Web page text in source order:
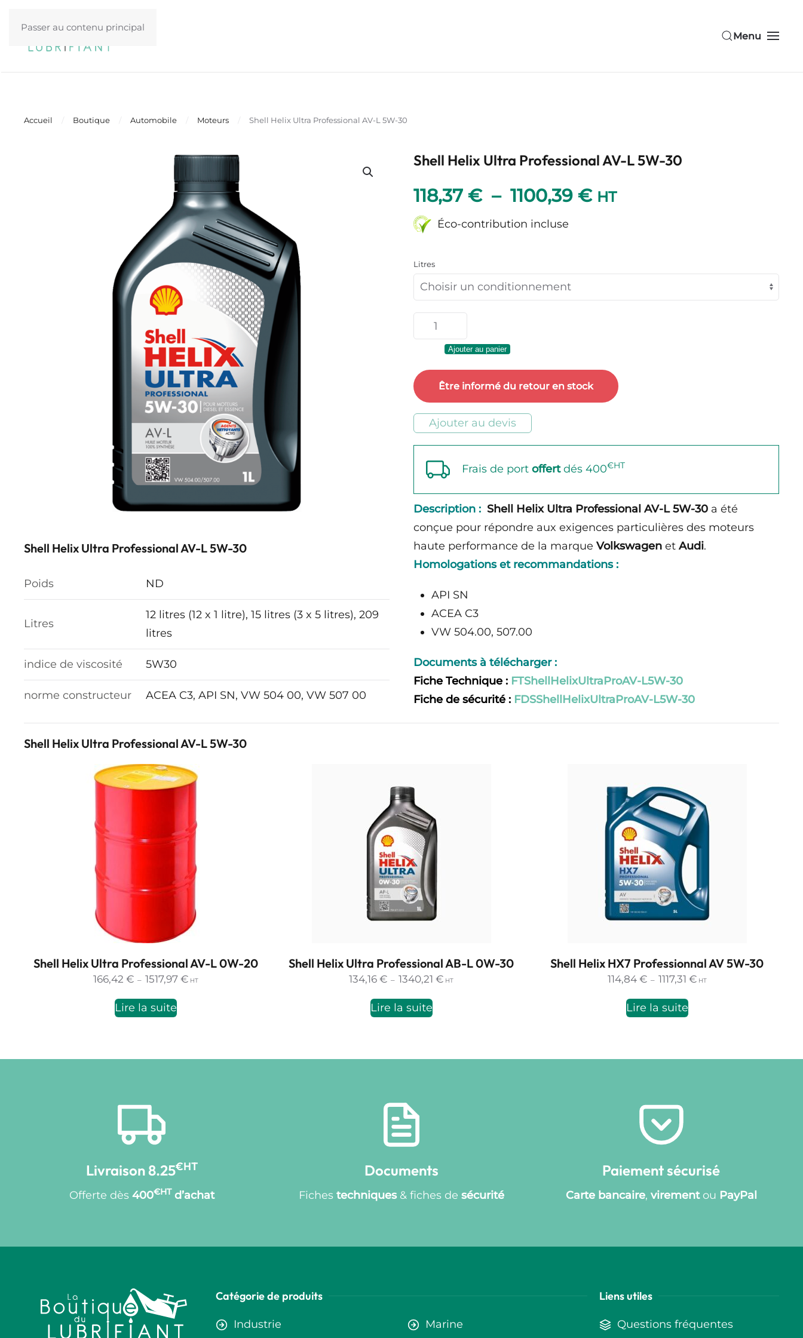
Passer au contenu principal
Menu
Accueil Boutique Automobile Moteurs Shell Helix Ultra Professional AV-L 5W-30
Shell Helix Ultra Professional AV-L 5W-30
Poids ND
Litres
12 litres (12 x 1 litre), 15 litres (3 x 5 litres), 209
litres
indice de viscosité 5W30
norme constructeur ACEA C3, API SN, VW 504 00, VW 507 00
Shell Helix Ultra Professional AV-L 5W-30
118,37 € – 1100,39 €Plage
118,37 €
à
HT
Éco-contribution incluse
Litres
quantité
de
Helix
Ultra
Professional
AV-
Ajouter au panier
Être informé du retour en stock
Ajouter au devis
Frais de port offertdés 400€HT
Description : Shell Helix Ultra Professional AV-L 5W-30 a été
conçue pour répondre aux exigences particulières des moteurs
haute performance de la marque Volkswagen et Audi.
Homologations et recommandations :
API SN
ACEA C3
VW 504.00, 507.00
Documents à télécharger :
Fiche Technique : FTShellHelixUltraProAV-L5W-30
Fiche de sécurité : FDSShellHelixUltraProAV-L5W-30
Shell Helix Ultra Professional AV-L 5W-30
Shell Helix Ultra Professional AV-L 0W-20
166,42 € – 1517,97 €Plage
HT
Lire la suite
Shell Helix Ultra Professional AB-L 0W-30
134,16€ – 1340,21€Plage
HT
Lire la suite
Shell Helix HX7 Professionnal AV 5W-30
114,84 € – 1117,31 €Plage
HT
Lire la suite
Livraison 8.25€HT
Offerte dès 400€HT d’achat
Documents
Fiches techniques& fiches de sécurité
Paiement sécurisé
Carte bancaire, virementou PayPal
Catégorie de produits
Industrie Marine
Liens utiles
Questions fréquentes